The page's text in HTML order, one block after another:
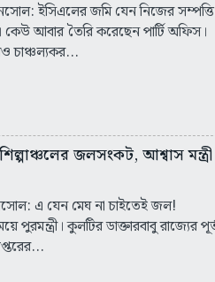
ইসিএলের জমি যেন নিজের
কেউ আবার তৈরি করেছেন পার্টি অফিস।
চাঞ্চল্যকর...
জলসংকট, আশ্বাস মন্ত্রী
এ যেন মেঘ না চাইতেই জল!
পুরমন্ত্রী। কুলটির ডাক্তারবাবু রাজ্যের